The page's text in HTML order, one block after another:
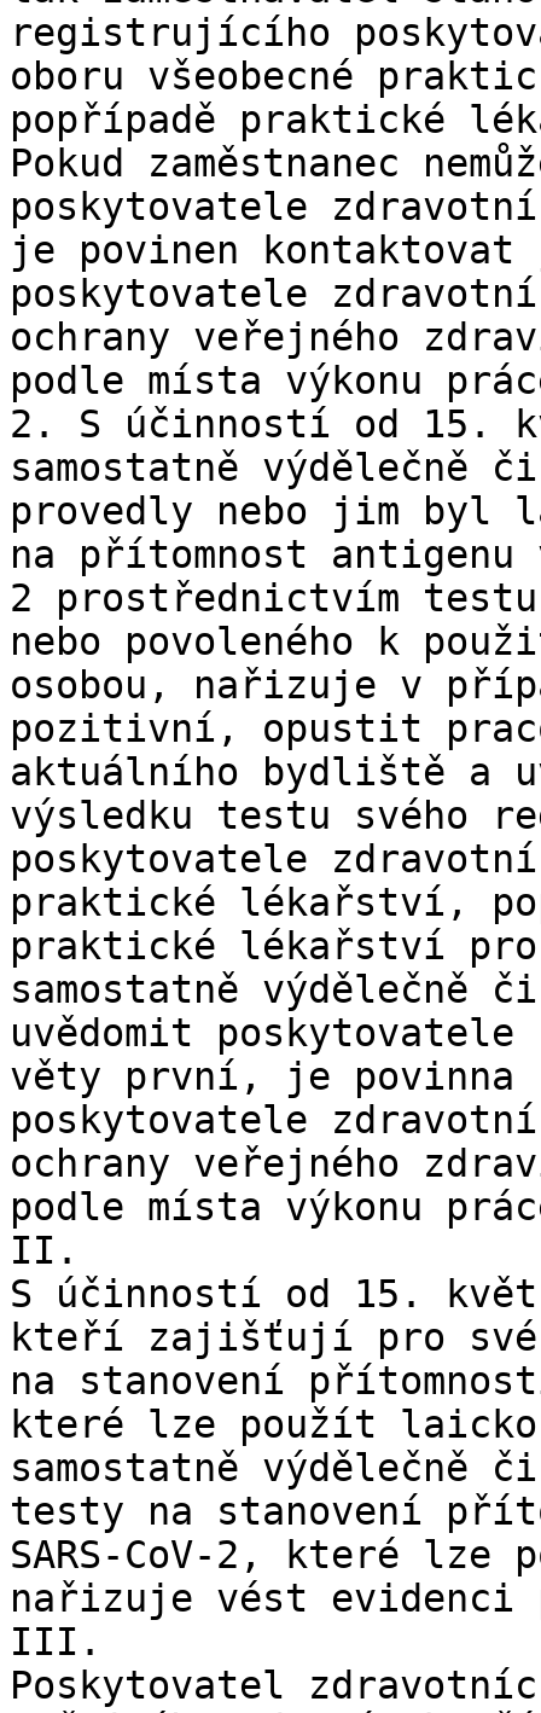
registrujícího
oboru všeobecné
popřípadě praktické
Pokud zaměstnanec
poskytovatele
je povinen kontaktovat
poskytovatele
ochrany veřejného
podle místa výkonu
2. S účinností od 15.
samostatně výdělečně
provedly nebo jim byl
na přítomnost antigenu
2 prostřednictvím testu
nebo povoleného k
osobou, nařizuje v
pozitivní, opustit
aktuálního bydliště a
výsledku testu svého
poskytovatele
praktické lékařství,
praktické lékařství pro
samostatně výdělečně
uvědomit
věty první, je povinna
poskytovatele
ochrany veřejného
podle místa výkonu
II.
S účinností od 15.
kteří zajišťují pro své
na stanovení
které lze použít
samostatně výdělečně
testy na stanovení
SARS-CoV-2, které lze
nařizuje vést evidenci
III.
Poskytovatel